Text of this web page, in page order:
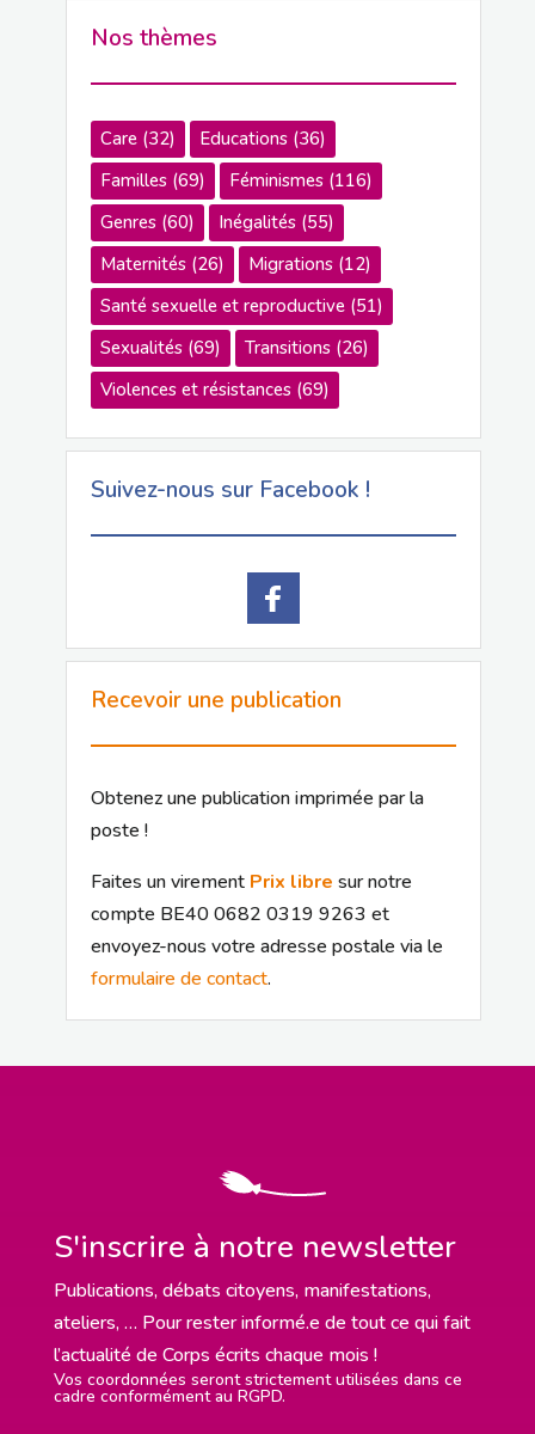
Nos thèmes
Care(32) Educations(36)
Familles(69) Féminismes(116)
Genres(60) Inégalités(55)
Maternités(26) Migrations(12)
Santé sexuelle et reproductive(51)
Sexualités(69) Transitions(26)
Violences et résistances(69)
Suivez-nous sur Facebook !
Recevoir une publication
Obtenez une publication imprimée par la
poste !
Faites un virement Prix libre sur notre
compte BE40 0682 0319 9263 et
envoyez-nous votre adresse postale via le
formulaire de contact.
S'inscrire à notre newsletter
Publications, débats citoyens, manifestations,
ateliers, … Pour rester informé.e de tout ce qui fait
l’actualité de Corps écrits chaque mois !
Vos coordonnées seront strictement utilisées dans ce
cadre conformément au RGPD.